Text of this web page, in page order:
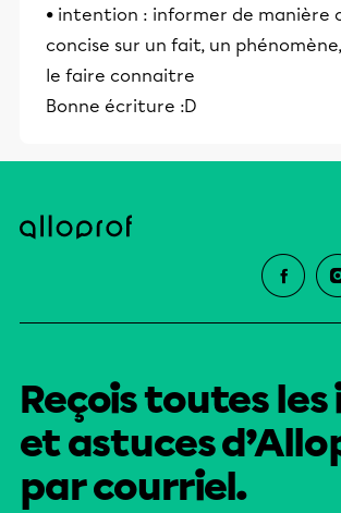
• intention : informer de manière
concise sur un fait, un
le faire connaitre
Bonne écriture :D
Reçois toutes les
et astuces
par courriel.